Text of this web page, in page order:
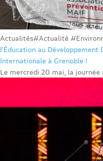
Actualités#Actualité
l’Éducation au
Internationale à Grenoble !
Le mercredi 20 mai, la journée